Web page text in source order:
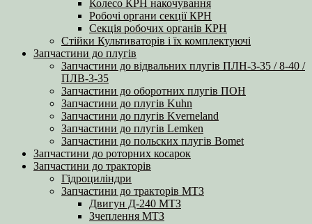
Колесо КРН накочування
Робочі органи секції КРН
Секція робочих органів КРН
Стійки Культиваторів і їх комплектуючі
Запчастини до плугів
Запчастини до відвальних плугів ПЛН-3-35 / 8-40 /
ПЛВ-3-35
Запчастини до оборотних плугів ПОН
Запчастини до плугів Kuhn
Запчастини до плугів Kverneland
Запчастини до плугів Lemken
Запчастини до польских плугів Bomet
Запчастини до роторних косарок
Запчастини до тракторів
Гідроциліндри
Запчастини до тракторів МТЗ
Двигун Д-240 МТЗ
Зчеплення МТЗ